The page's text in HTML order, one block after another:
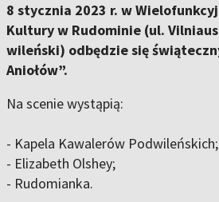
8 stycznia 2023 r. w
Kultury w Rudominie (ul.
wileński) odbędzie się
Aniołów”.
Na scenie wystąpią:
- Kapela Kawalerów Podwileńskich;
- Elizabeth Olshey;
- Rudomianka.